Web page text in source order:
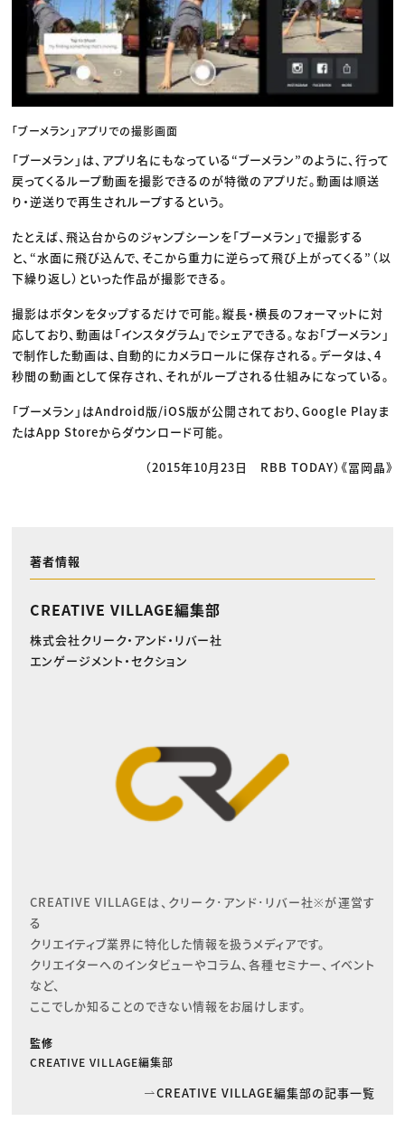
「ブーメラン」アプリでの撮影画面
「ブーメラン」は、アプリ名にもなっている“ブーメラン”のように、行って
戻ってくるループ動画を撮影できるのが特徴のアプリだ。動画は順送
り・逆送りで再生されループするという。
たとえば、飛込台からのジャンプシーンを「ブーメラン」で撮影する
と、“水面に飛び込んで、そこから重力に逆らって飛び上がってくる”（以
下繰り返し）といった作品が撮影できる。
撮影はボタンをタップするだけで可能。縦長・横長のフォーマットに対
応しており、動画は「インスタグラム」でシェアできる。なお「ブーメラン」
で制作した動画は、自動的にカメラロールに保存される。データは、4
秒間の動画として保存され、それがループされる仕組みになっている。
「ブーメラン」はAndroid版/iOS版が公開されており、Google Playま
たはApp Storeからダウンロード可能。
（2015年10月23日 RBB TODAY）《冨岡晶》
著者情報
CREATIVE VILLAGE編集部
株式会社クリーク・アンド・リバー社
エンゲージメント・セクション
CREATIVE VILLAGEは、クリーク･アンド･リバー社※が運営す
る
クリエイティブ業界に特化した情報を扱うメディアです。
クリエイターへのインタビューやコラム、各種セミナー、イベント
など、
ここでしか知ることのできない情報をお届けします。
監修
CREATIVE VILLAGE編集部
CREATIVE VILLAGE編集部の記事一覧